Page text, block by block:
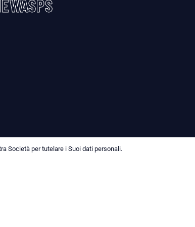
Società per tutelare i Suoi dati personali.